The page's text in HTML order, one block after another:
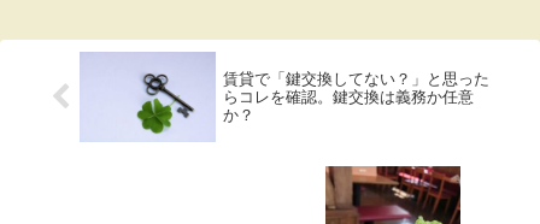
が大好き☻わくわくです
賃貸で「鍵交換してない？」と思った
らコレを確認。鍵交換は義務か任意
か？